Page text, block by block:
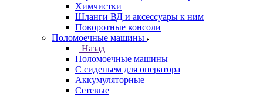
Химчистки
Шланги ВД и аксессуары к ним
Поворотные консоли
Поломоечные машины
Назад
Поломоечные машины
С сиденьем для оператора
Аккумуляторные
Сетевые